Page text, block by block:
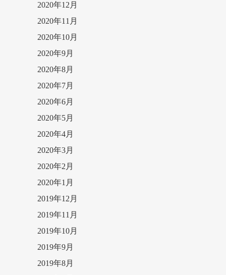
2020年12月
2020年11月
2020年10月
2020年9月
2020年8月
2020年7月
2020年6月
2020年5月
2020年4月
2020年3月
2020年2月
2020年1月
2019年12月
2019年11月
2019年10月
2019年9月
2019年8月